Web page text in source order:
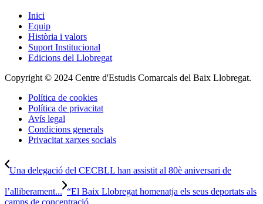
Inici
Equip
Història i valors
Suport Institucional
Edicions del Llobregat
Copyright © 2024 Centre d'Estudis Comarcals del Baix Llobregat.
Política de cookies
Política de privacitat
Avís legal
Condicions generals
Privacitat xarxes socials
Una delegació del CECBLL han assistit al 80è aniversari de
l’alliberament... “El Baix Llobregat homenatja els seus deportats als